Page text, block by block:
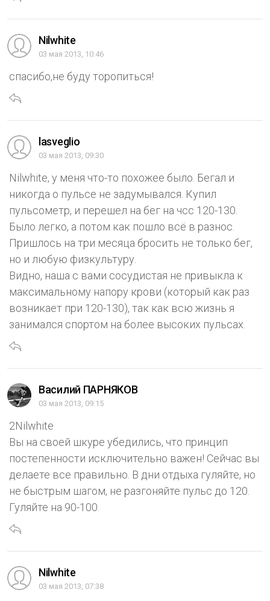
Nilwhite
03 мая 2013, 10:46
спасибо,не буду торопиться!
lasveglio
03 мая 2013, 09:30
Nilwhite, у меня что-то похожее было. Бегал и
никогда о пульсе не задумывался. Купил
пульсометр, и перешел на бег на чсс 120-130.
Было легко, а потом как пошло всё в разнос.
Пришлось на три месяца бросить не только бег,
но и любую физкультуру.
Видно, наша с вами сосудистая не привыкла к
максимальному напору крови (который как раз
возникает при 120-130), так как всю жизнь я
занимался спортом на более высоких пульсах.
Василий ПАРНЯКОВ
03 мая 2013, 09:15
2Nilwhite
Вы на своей шкуре убедились, что принцип
постепенности исключительно важен! Сейчас вы
делаете все правильно. В дни отдыха гуляйте, но
не быстрым шагом, не разгоняйте пульс до 120.
Гуляйте на 90-100.
Nilwhite
03 мая 2013, 07:38